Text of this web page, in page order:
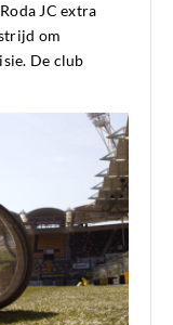
JC extra
om
De club